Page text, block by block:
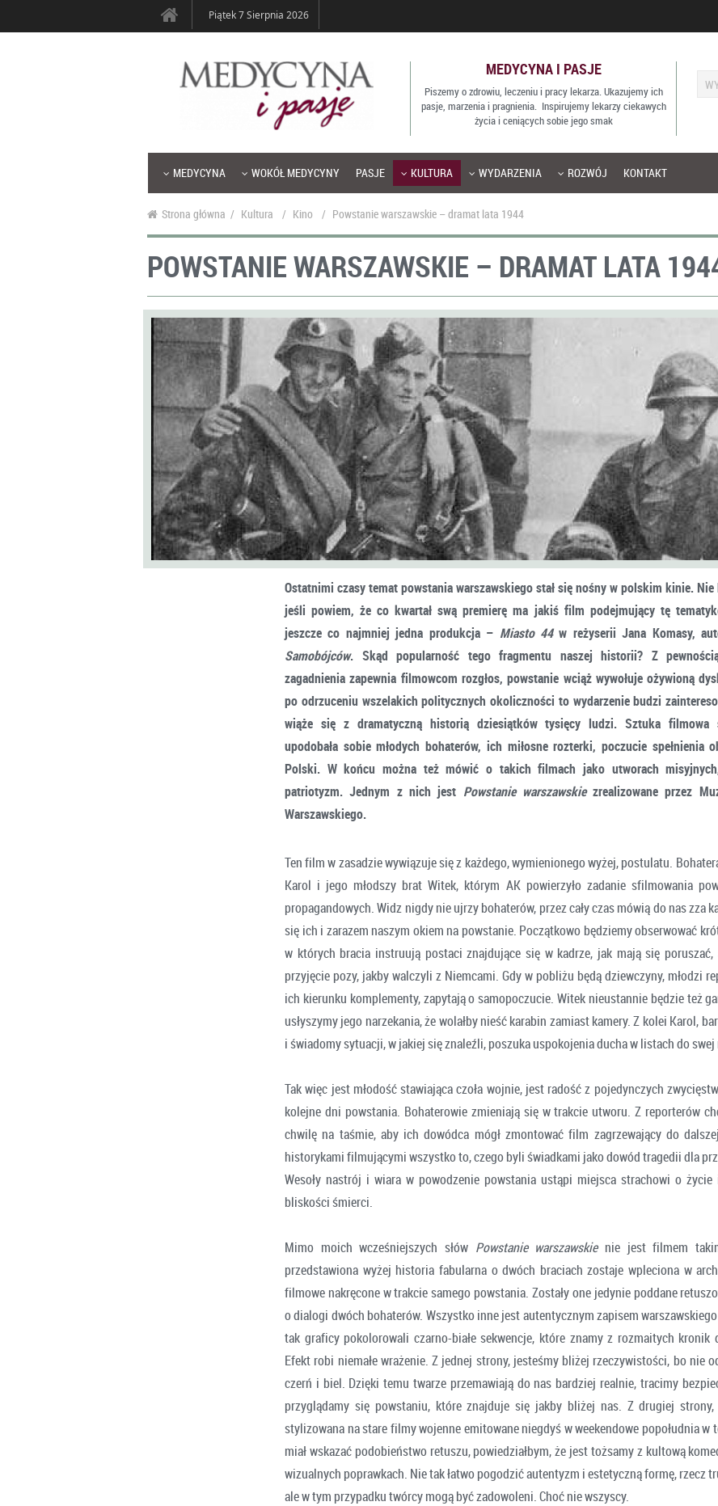
Piątek 7 Sierpnia 2026
MEDYCYNA I PASJE
Piszemy o zdrowiu, leczeniu i pracy lekarza. Ukazujemy ich
pasje, marzenia i pragnienia. Inspirujemy lekarzy ciekawych
życia i ceniących sobie jego smak
MEDYCYNA WOKÓŁ MEDYCYNY PASJE KULTURA WYDARZENIA ROZWÓJ KONTAKT
Strona główna / Kultura / Kino / Powstanie warszawskie – dramat lata 1944
POWSTANIE WARSZAWSKIE – DRAMAT LATA
Ostatnimi czasy temat powstania warszawskiego stał się nośny w polskim kinie. Nie
jeśli powiem, że co kwartał swą premierę ma jakiś film podejmujący tę
jeszcze co najmniej jedna produkcja – Miasto 44w reżyserii Jana Komasy,
Samobójców. Skąd popularność tego fragmentu naszej historii? Z
zagadnienia zapewnia filmowcom rozgłos, powstanie wciąż wywołuje ożywioną
po odrzuceniu wszelakich politycznych okoliczności to wydarzenie budzi
wiąże się z dramatyczną historią dziesiątków tysięcy ludzi. Sztuka filmowa
upodobała sobie młodych bohaterów, ich miłosne rozterki, poczucie spełnienia
Polski. W końcu można też mówić o takich filmach jako utworach
patriotyzm. Jednym z nich jest Powstanie warszawskiezrealizowane przez
Warszawskiego.
Ten film w zasadzie wywiązuje się z każdego, wymienionego wyżej, postulatu.
Karol i jego młodszy brat Witek, którym AK powierzyło zadanie sfilmowania
propagandowych. Widz nigdy nie ujrzy bohaterów, przez cały czas mówią do nas zza
się ich i zarazem naszym okiem na powstanie. Początkowo będziemy obserwować
w których bracia instruują postaci znajdujące się w kadrze, jak mają się
przyjęcie pozy, jakby walczyli z Niemcami. Gdy w pobliżu będą dziewczyny, młodzi
ich kierunku komplementy, zapytają o samopoczucie. Witek nieustannie będzie też
usłyszymy jego narzekania, że wolałby nieść karabin zamiast kamery. Z kolei Karol,
i świadomy sytuacji, w jakiej się znaleźli, poszuka uspokojenia ducha w listach do
Tak więc jest młodość stawiająca czoła wojnie, jest radość z pojedynczych
kolejne dni powstania. Bohaterowie zmieniają się w trakcie utworu. Z reporterów
chwilę na taśmie, aby ich dowódca mógł zmontować film zagrzewający do
historykami filmującymi wszystko to, czego byli świadkami jako dowód tragedii dla
Wesoły nastrój i wiara w powodzenie powstania ustąpi miejsca strachowi o życie
bliskości śmierci.
Mimo moich wcześniejszych słów Powstanie warszawskienie jest filmem
przedstawiona wyżej historia fabularna o dwóch braciach zostaje wpleciona w
filmowe nakręcone w trakcie samego powstania. Zostały one jedynie poddane
o dialogi dwóch bohaterów. Wszystko inne jest autentycznym zapisem
tak graficy pokolorowali czarno-białe sekwencje, które znamy z rozmaitych kronik
Efekt robi niemałe wrażenie. Z jednej strony, jesteśmy bliżej rzeczywistości, bo nie
czerń i biel. Dzięki temu twarze przemawiają do nas bardziej realnie, tracimy
przyglądamy się powstaniu, które znajduje się jakby bliżej nas. Z drugiej
stylizowana na stare filmy wojenne emitowane niegdyś w weekendowe popołudnia w
miał wskazać podobieństwo retuszu, powiedziałbym, że jest tożsamy z kultową
wizualnych poprawkach. Nie tak łatwo pogodzić autentyzm i estetyczną formę, rzecz
ale w tym przypadku twórcy mogą być zadowoleni. Choć nie wszyscy.